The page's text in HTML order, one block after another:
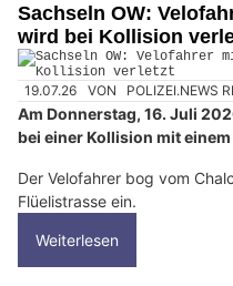
Sachseln OW:
wird bei Kollision
19.07.26 VON POLIZEI.NEWS
Am Donnerstag, 16. Juli
bei einer Kollision mit
Der Velofahrer bog vom
Flüelistrasse ein.
Weiterlesen